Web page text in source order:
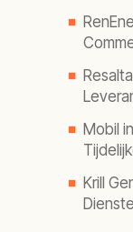
Resalta
Mobil
Krill